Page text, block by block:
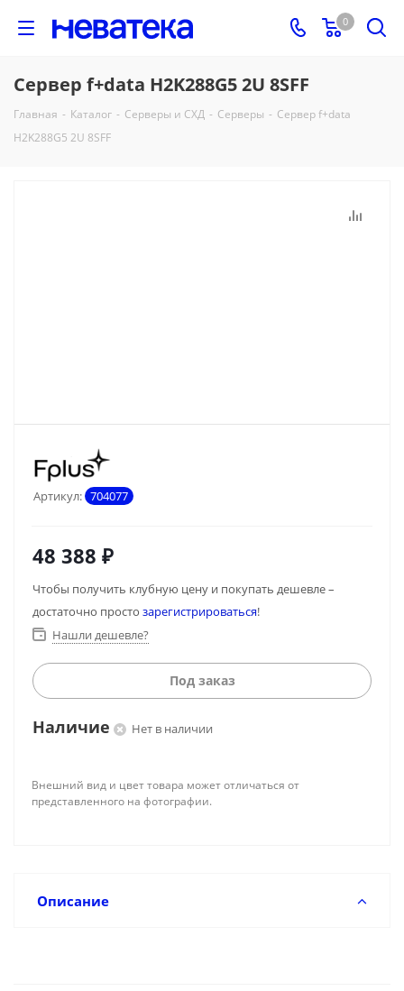
0
Сервер f+data H2K288G5 2U 8SFF
Главная - Каталог - Серверы и СХД - Серверы - Сервер f+data
H2K288G5 2U 8SFF
Артикул: 704077
48 388 ₽
Чтобы получить клубную цену и покупать дешевле –
достаточно просто зарегистрироваться!
Нашли дешевле?
Под заказ
Наличие Нет в наличии
Внешний вид и цвет товара может отличаться от
представленного на фотографии.
Описание